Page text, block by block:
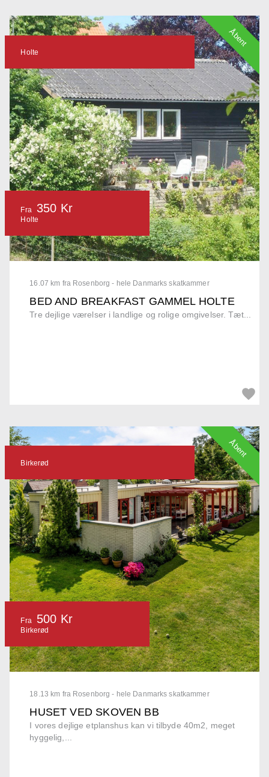
16.07 km fra Rosenborg - hele Danmarks skatkammer
BED AND BREAKFAST GAMMEL HOLTE
Tre dejlige værelser i landlige og rolige omgivelser. Tæt...
Holte
Fra 350 Kr
Holte
Åbent
18.13 km fra Rosenborg - hele Danmarks skatkammer
HUSET VED SKOVEN BB
I vores dejlige etplanshus kan vi tilbyde 40m2, meget
hyggelig,...
Birkerød
Fra 500 Kr
Birkerød
Åbent